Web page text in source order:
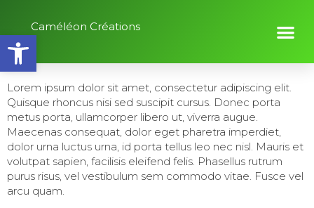
Ouvrir la barre d’outils
Caméléon Créations
Lorem ipsum dolor sit amet, consectetur adipiscing elit.
Quisque rhoncus nisi sed suscipit cursus. Donec porta
metus porta, ullamcorper libero ut, viverra augue.
Maecenas consequat, dolor eget pharetra imperdiet,
dolor urna luctus urna, id porta tellus leo nec nisl. Mauris et
volutpat sapien, facilisis eleifend felis. Phasellus rutrum
purus risus, vel vestibulum sem commodo vitae. Fusce vel
arcu quam.